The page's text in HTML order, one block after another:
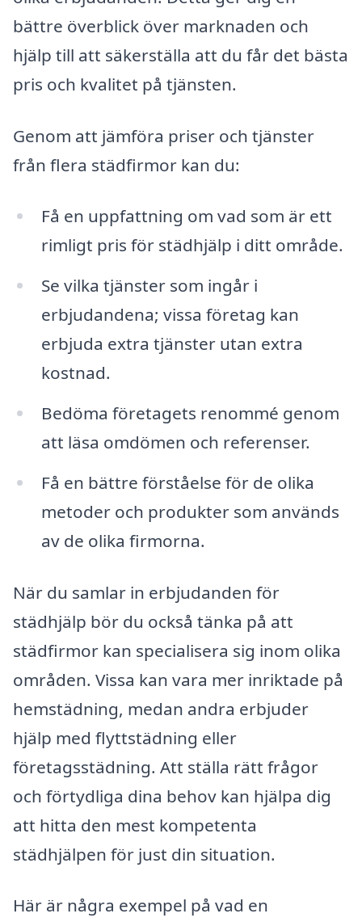
bättre överblick över marknaden och
hjälp till att säkerställa att du får det bästa
pris och kvalitet på tjänsten.
Genom att jämföra priser och tjänster
från flera städfirmor kan du:
Få en uppfattning om vad som är ett
rimligt pris för städhjälp i ditt område.
Se vilka tjänster som ingår i
erbjudandena; vissa företag kan
erbjuda extra tjänster utan extra
kostnad.
Bedöma företagets renommé genom
att läsa omdömen och referenser.
Få en bättre förståelse för de olika
metoder och produkter som används
av de olika firmorna.
När du samlar in erbjudanden för
städhjälp bör du också tänka på att
städfirmor kan specialisera sig inom olika
områden. Vissa kan vara mer inriktade på
hemstädning, medan andra erbjuder
hjälp med flyttstädning eller
företagsstädning. Att ställa rätt frågor
och förtydliga dina behov kan hjälpa dig
att hitta den mest kompetenta
städhjälpen för just din situation.
Här är några exempel på vad en